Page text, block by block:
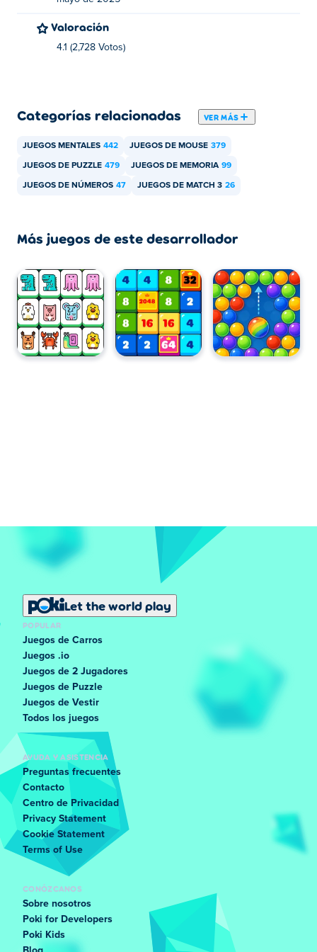
Merge Mosaics se puede jugar en tu computadora y
dispositivos móviles como teléfonos y tabletas.
Valoración
4.1 (2,728 Votos)
Categorías relacionadas VER MÁS
JUEGOS MENTALES 442 JUEGOS DE MOUSE 379
JUEGOS DE PUZZLE 479 JUEGOS DE MEMORIA 99
JUEGOS DE NÚMEROS 47 JUEGOS DE MATCH 3 26
Más juegos de este desarrollador
Let the world play
POPULAR
Juegos de Carros
Juegos .io
Juegos de 2 Jugadores
Juegos de Puzzle
Juegos de Vestir
Todos los juegos
AYUDA Y ASISTENCIA
Preguntas frecuentes
Contacto
Centro de Privacidad
Privacy Statement
Cookie Statement
Terms of Use
CONÓZCANOS
Sobre nosotros
Poki for Developers
Poki Kids